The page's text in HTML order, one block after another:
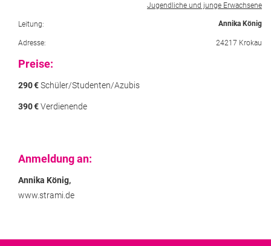
Jugendliche und junge Erwachsene
Leitung: Annika König
Adresse: 24217 Krokau
Preise:
290€Schüler/Studenten/Azubis
390€Verdienende
Anmeldung an:
Annika König,
www.strami.de